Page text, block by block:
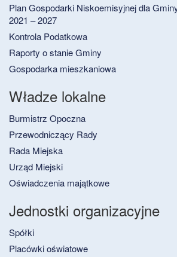
Plan Gospodarki Niskoemisyjnej dla
2021 – 2027
Kontrola Podatkowa
Raporty o stanie Gminy
Gospodarka mieszkaniowa
Władze lokalne
Burmistrz Opoczna
Przewodniczący Rady
Rada Miejska
Urząd Miejski
Oświadczenia majątkowe
Jednostki organizacyjne
Spółki
Placówki oświatowe